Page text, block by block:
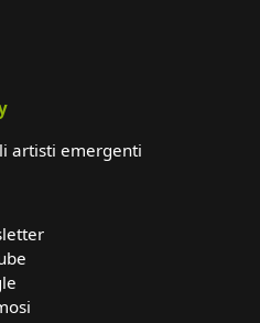
artisti emergenti